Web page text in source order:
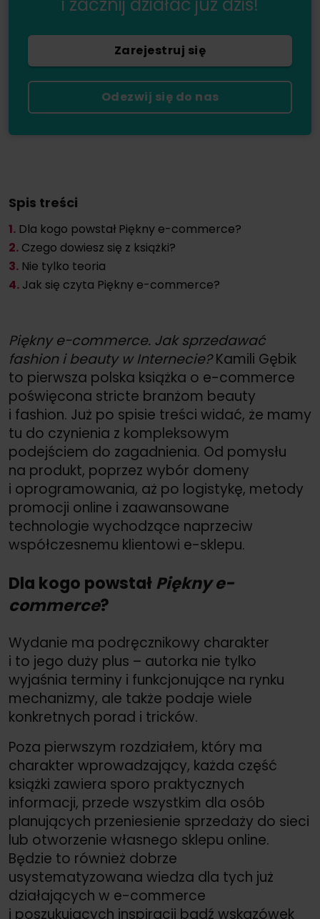
Zarejestruj się
Odezwij się do nas
Spis treści
1. Dla kogo powstał Piękny e-commerce?
2. Czego dowiesz się z książki?
3. Nie tylko teoria
4. Jak się czyta Piękny e-commerce?
Piękny e-commerce. Jak sprzedawać
fashion i beauty w Internecie?Kamili Gębik
to pierwsza polska książka o e-commerce
poświęcona stricte branżom beauty
i fashion. Już po spisie treści widać, że mamy
tu do czynienia z kompleksowym
podejściem do zagadnienia. Od pomysłu
na produkt, poprzez wybór domeny
i oprogramowania, aż po logistykę, metody
promocji online i zaawansowane
technologie wychodzące naprzeciw
współczesnemu klientowi e-sklepu.
Dla kogo powstałPiękny e-
commerce?
Wydanie ma podręcznikowy charakter
i to jego duży plus – autorka nie tylko
wyjaśnia terminy i funkcjonujące na rynku
mechanizmy, ale także podaje wiele
konkretnych porad i tricków.
Poza pierwszym rozdziałem, który ma
charakter wprowadzający, każda część
książki zawiera sporo praktycznych
informacji, przede wszystkim dla osób
planujących przeniesienie sprzedaży do sieci
lub otworzenie własnego sklepu online.
Będzie to również dobrze
usystematyzowana wiedza dla tych już
działających w e-commerce
i poszukujących inspiracji bądź wskazówek